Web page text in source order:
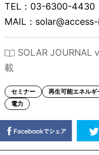
TEL：03-6300-4430
MAIL：
SOLAR JOURNAL
載
セミナー 再生可能エネルギ
電力